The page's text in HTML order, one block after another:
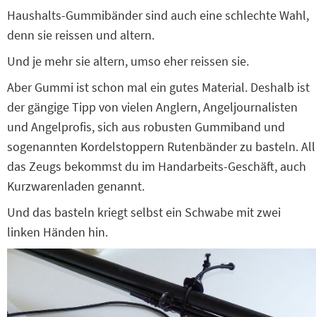
Haushalts-Gummibänder sind auch eine schlechte Wahl,
denn sie reissen und altern.
Und je mehr sie altern, umso eher reissen sie.
Aber Gummi ist schon mal ein gutes Material. Deshalb ist
der gängige Tipp von vielen Anglern, Angeljournalisten
und Angelprofis, sich aus robusten Gummiband und
sogenannten Kordelstoppern Rutenbänder zu basteln. All
das Zeugs bekommst du im Handarbeits-Geschäft, auch
Kurzwarenladen genannt.
Und das basteln kriegt selbst ein Schwabe mit zwei
linken Händen hin.